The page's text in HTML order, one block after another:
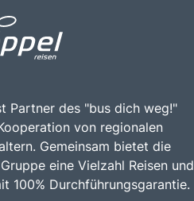
Partner des "bus dich weg!"
von regionalen
Gemeinsam bietet die
eine Vielzahl Reisen und
100% Durchführungsgarantie.